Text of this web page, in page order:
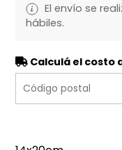
El envío se
hábiles.
Calculá el costo